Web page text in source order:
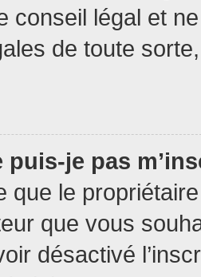
conseil légal et
de toute
puis-je pas
que le
que vous
désactivé